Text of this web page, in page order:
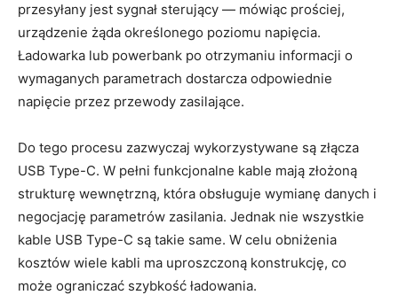
przesyłany jest sygnał sterujący — mówiąc prościej,
urządzenie żąda określonego poziomu napięcia.
Ładowarka lub powerbank po otrzymaniu informacji o
wymaganych parametrach dostarcza odpowiednie
napięcie przez przewody zasilające.
Do tego procesu zazwyczaj wykorzystywane są złącza
USB Type-C. W pełni funkcjonalne kable mają złożoną
strukturę wewnętrzną, która obsługuje wymianę danych i
negocjację parametrów zasilania. Jednak nie wszystkie
kable USB Type-C są takie same. W celu obniżenia
kosztów wiele kabli ma uproszczoną konstrukcję, co
może ograniczać szybkość ładowania.